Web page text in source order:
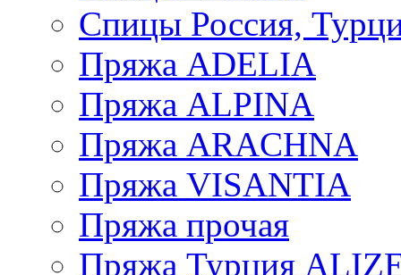
Спицы Россия,
Пряжа ADELIA
Пряжа ALPINA
Пряжа ARACHNA
Пряжа VISANTIA
Пряжа прочая
Пряжа Турция